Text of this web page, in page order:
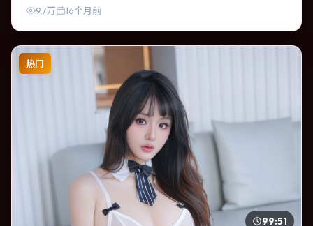
9.7万 16个月前
热门
99:51